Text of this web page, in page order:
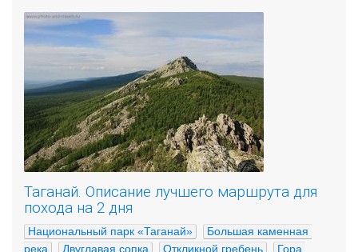
Таганай. Описание лучшего маршрута для
похода на 2 дня
Национальный парк «Таганай»
Большая каменная
река
Двуглавая сопка Откликной гребень
Гора